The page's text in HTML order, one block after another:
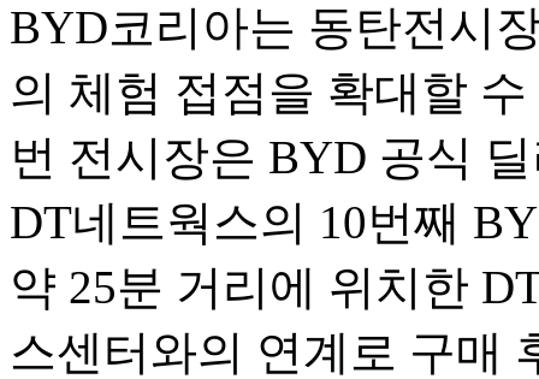
BYD코리아는 동탄전시
의 체험 접점을 확대할
번 전시장은 BYD 공식
DT네트웍스의 10번째
약 25분 거리에 위치한
스센터와의 연계로 구매